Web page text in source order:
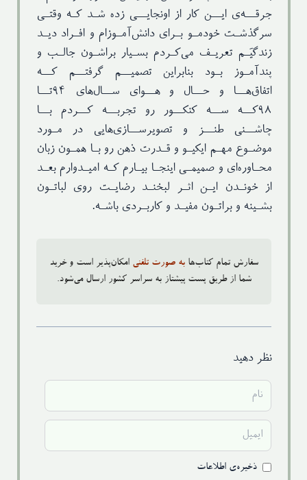
جرقــه‌ی ایــن کار از اونجایــی زده شـد کـه وقتـی
سرگذشـت خودمـو بـرای دانش‌آمـوزام و افـراد دیـد
زندگیَـم تعریـف می‌کـردم بسـیار براشـون جالـب و
پندآمـوز بـود بنابراین تصمیــم گرفتــم کــه
اتفاق‌هــا و حــال و هــوای ســال‌های ۹۴تــا
۹۸کــه ســه کنکــور رو تجربــه کــردم بــا
چاشــنی طنــز و تصویرســازی‌هایی در مـورد
موضـوع مهـم ایکیـو و قـدرت ذهن رو بـا همـون زبان
محـاوره‌ای و صمیمـی اینجـا بیـارم کـه امیـدوارم بعـد
از خونـدن ایـن اثـر لبخنـد رضایـت روی لباتـون
بشـینه و براتـون مفیـد و کاربـردی باشـه.
سفارش تمام کتاب‌ها به صورت تلفنی امکان‌پذیر است و خرید
شما از طریق پست پیشتاز به سراسر کشور ارسال می‌شود.
نظر دهید
ذخیره‌ی اطلاعات